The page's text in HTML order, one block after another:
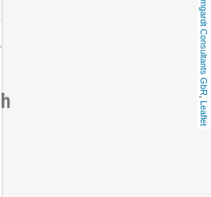
Baumgardt Consultants GbR
,
Leaflet